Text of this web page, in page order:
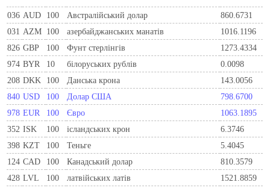
036 AUD 100 Австралійський долар
860.6731
031 AZM 100 азербайджанських манатів
1016.1196
826 GBP 100 Фунт стерлінгів
1273.4334
974 BYR 10 білоруських рублів
0.0098
208 DKK 100 Данська крона
143.0056
840 USD 100 Долар США
798.6700
978 EUR 100 Євро
1063.1895
352 ISK 100 ісландських крон
6.3746
398 KZT 100 Теньге
5.4045
124 CAD 100 Канадський долар
810.3579
428 LVL 100 латвійських латів
1521.8859